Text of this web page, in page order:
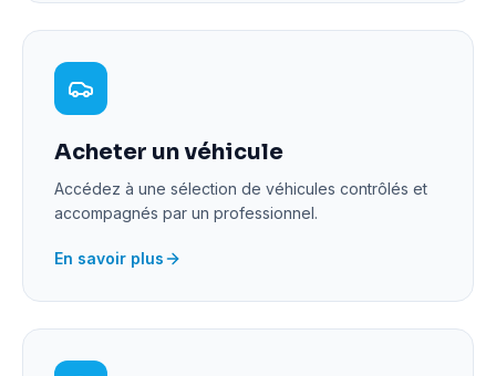
Acheter un véhicule
Accédez à une sélection de véhicules contrôlés et
accompagnés par un professionnel.
En savoir plus